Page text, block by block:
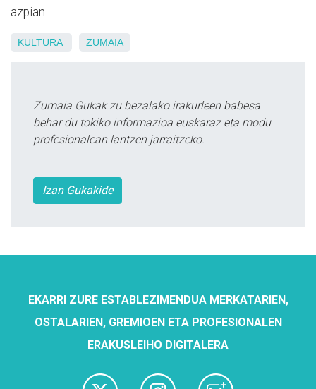
azpian.
KULTURA ZUMAIA
Zumaia Gukak zu bezalako irakurleen babesa
behar du tokiko informazioa euskaraz eta modu
profesionalean lantzen jarraitzeko.
Izan Gukakide
EKARRI ZURE ESTABLEZIMENDUA MERKATARIEN,
OSTALARIEN, GREMIOEN ETA PROFESIONALEN
ERAKUSLEIHO DIGITALERA